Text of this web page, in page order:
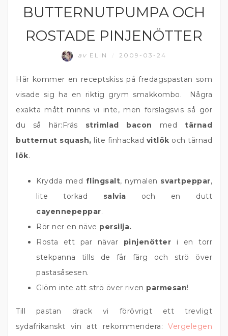
BUTTERNUTPUMPA OCH
ROSTADE PINJENÖTTER
av ELIN 2009-03-24
Här kommer en receptskiss på fredagspastan som
visade sig ha en riktig grym smakkombo. Några
exakta mått minns vi inte, men förslagsvis så gör
du så här:Fräs strimlad bacon medtärnad
butternut squash, lite finhackad vitlök och tärnad
lök.
Krydda med flingsalt, nymalen svartpeppar,
lite torkad salvia och en dutt
cayennepeppar.
Rör ner en näve persilja.
Rosta ett par nävar pinjenötter i en torr
stekpanna tills de får färg och strö över
pastasåsesen.
Glöm inte att strö över riven parmesan!
Till pastan drack vi förövrigt ett trevligt
sydafrikanskt vin att rekommendera: Vergelegen